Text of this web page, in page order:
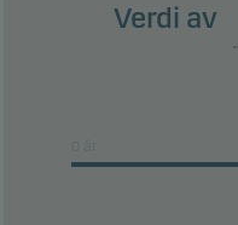
risikofri.
tape deler av eller
Verdi av